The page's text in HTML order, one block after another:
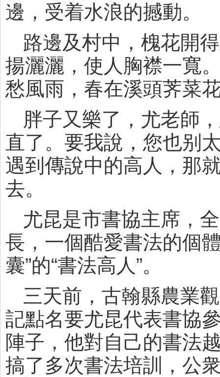
邊，受着水浪的撼動。
路邊及村中，槐花開
揚灑灑，使人胸襟一寬
愁風雨，春在溪頭荠菜
胖子又樂了，尤老師
直了。要我說，您也别
遇到傳說中的高人，那
去。
尤昆是市書協主席，
長，一個酷愛書法的個
囊”的“書法高人”。
三天前，古翰縣農業
記點名要尤昆代表書協
陣子，他對自己的書法
搞了多次書法培訓，公